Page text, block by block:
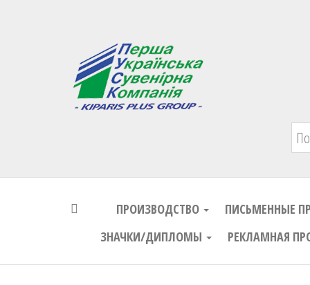
Первая Украинская Сувенирная
ПРОИЗВОДСТВО ПИСЬМЕННЫЕ
ЗНАЧКИ/ДИПЛОМЫ
РЕКЛАМНАЯ